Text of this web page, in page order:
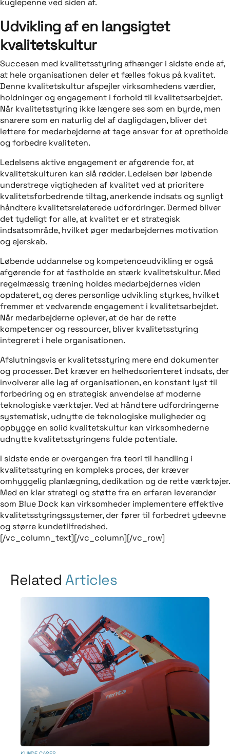
Udvikling af en langsigtet
kvalitetskultur
Succesen med kvalitetsstyring afhænger i sidste ende af,
at hele organisationen deler et fælles fokus på kvalitet.
Denne kvalitetskultur afspejler virksomhedens værdier,
holdninger og engagement i forhold til kvalitetsarbejdet.
Når kvalitetsstyring ikke længere ses som en byrde, men
snarere som en naturlig del af dagligdagen, bliver det
lettere for medarbejderne at tage ansvar for at opretholde
og forbedre kvaliteten.
Ledelsens aktive engagement er afgørende for, at
kvalitetskulturen kan slå rødder. Ledelsen bør løbende
understrege vigtigheden af kvalitet ved at prioritere
kvalitetsforbedrende tiltag, anerkende indsats og synligt
håndtere kvalitetsrelaterede udfordringer. Dermed bliver
det tydeligt for alle, at kvalitet er et strategisk
indsatsområde, hvilket øger medarbejdernes motivation
og ejerskab.
Løbende uddannelse og kompetenceudvikling er også
afgørende for at fastholde en stærk kvalitetskultur. Med
regelmæssig træning holdes medarbejdernes viden
opdateret, og deres personlige udvikling styrkes, hvilket
fremmer et vedvarende engagement i kvalitetsarbejdet.
Når medarbejderne oplever, at de har de rette
kompetencer og ressourcer, bliver kvalitetsstyring
integreret i hele organisationen.
Afslutningsvis er kvalitetsstyring mere end dokumenter
og processer. Det kræver en helhedsorienteret indsats, der
involverer alle lag af organisationen, en konstant lyst til
forbedring og en strategisk anvendelse af moderne
teknologiske værktøjer. Ved at håndtere udfordringerne
systematisk, udnytte de teknologiske muligheder og
opbygge en solid kvalitetskultur kan virksomhederne
udnytte kvalitetsstyringens fulde potentiale.
I sidste ende er overgangen fra teori til handling i
kvalitetsstyring en kompleks proces, der kræver
omhyggelig planlægning, dedikation og de rette værktøjer.
Med en klar strategi og støtte fra en erfaren leverandør
som Blue Dock kan virksomheder implementere effektive
kvalitetsstyringssystemer, der fører til forbedret ydeevne
og større kundetilfredshed.
[/vc_column_text][/vc_column][/vc_row]
Related Articles